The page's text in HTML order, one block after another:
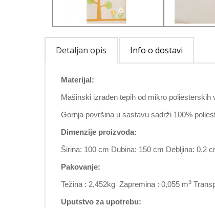
Detaljan opis Info o dostavi
Materijal:
Mašinski izrađen tepih od mikro poliesterskih
Gornja površina u sastavu sadrži 100%
Dimenzije proizvoda:
Širina: 100 cm Dubina: 150 cm Debljina: 0,2
Pakovanje:
Težina : 2,452kg Zapremina : 0,055 m3
Uputstvo za upotrebu: